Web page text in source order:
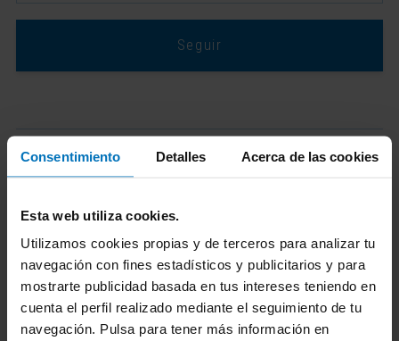
Consentimiento Detalles Acerca de las cookies
Esta web utiliza cookies.
Utilizamos cookies propias y de terceros para analizar tu
navegación con fines estadísticos y publicitarios y para
mostrarte publicidad basada en tus intereses teniendo en
cuenta el perfil realizado mediante el seguimiento de tu
navegación. Pulsa para tener más información en
Seguir
2 Selecciona vehículo y combustible
3 Selecciona servicio